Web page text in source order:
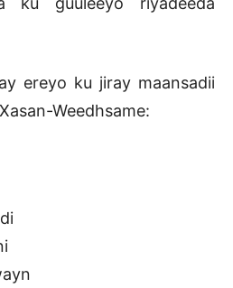
ereyo ku jiray maansadii
Weedhsame: